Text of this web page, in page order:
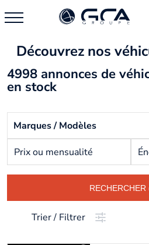
Découvrez nos
4998 annonces de
en stock
Marques / Modèles
Prix ou mensualité
RECHERCHER
Trier / Filtrer